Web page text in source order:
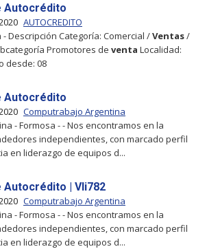
Autocrédito
AUTOCREDITO
Descripción Categoría: Comercial /Ventas/
Promotores de venta Localidad:
desde: 08
Autocrédito
Computrabajo Argentina
- Formosa - - Nos encontramos en la
independientes, con marcado perfil
en liderazgo de equipos d...
Autocrédito | Vli782
Computrabajo Argentina
- Formosa - - Nos encontramos en la
independientes, con marcado perfil
en liderazgo de equipos d...